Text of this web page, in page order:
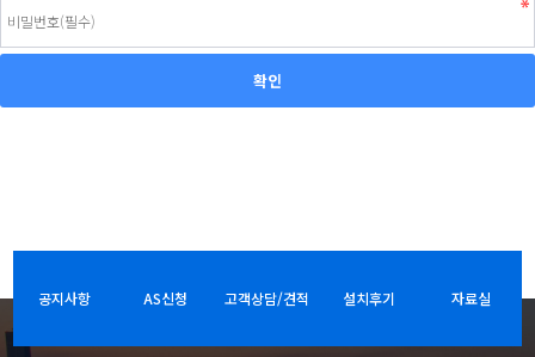
공지사항 AS신청 고객상담/견적 설치후기 자료실